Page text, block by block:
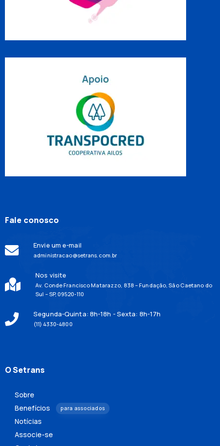
Fale conosco
Envie um e-mail
administracao@setrans.com.br
Nos visite
Av. Conde Francisco Matarazzo, 838 – Fundação, São Caetano do
Sul – SP, 09520-110
Segunda-Quinta: 8h-18h - Sexta: 8h-17h
(11) 4330-4800
O Setrans
Sobre
Benefícios
para associados
Notícias
Associe-se